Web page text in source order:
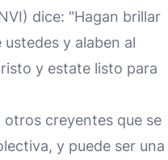
dice: "Hagan brillar
y alaben al
y estate listo para
otros creyentes que se
y puede ser una